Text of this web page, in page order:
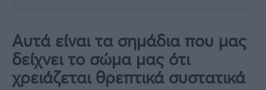
Αυτά είναι τα σημάδια που μας
δείχνει το σώμα μας ότι
χρειάζεται θρεπτικά συστατικά